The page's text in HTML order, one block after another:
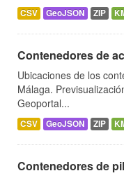
CSV GeoJSON ZIP
Contenedores de
Ubicaciones de los
Málaga.
Geoportal...
CSV GeoJSON ZIP
Contenedores de